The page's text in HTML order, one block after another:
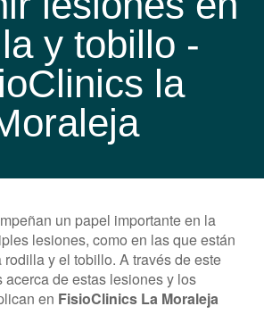
y tobillo -
la
un papel importante en la
lesiones, como en las que están
y el tobillo. A través de este
de estas lesiones y los
en FisioClinics La Moraleja